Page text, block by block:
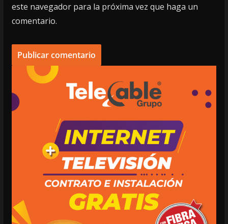
este navegador para la próxima vez que haga un
comentario.